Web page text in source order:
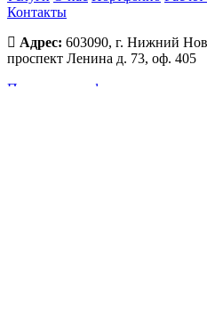
Контакты
Адрес: 603090, г. Нижний
проспект Ленина д. 73, оф. 405
Политика конфиденциальности